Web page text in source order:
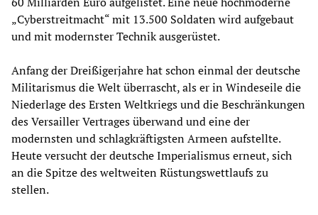
„Cyberstreitmacht“ mit 13.500 Soldaten wird aufgebaut
und mit modernster Technik ausgerüstet.
Anfang der Dreißigerjahre hat schon einmal der deutsche
Militarismus die Welt überrascht, als er in Windeseile die
Niederlage des Ersten Weltkriegs und die Beschränkungen
des Versailler Vertrages überwand und eine der
modernsten und schlagkräftigsten Armeen aufstellte.
Heute versucht der deutsche Imperialismus erneut, sich
an die Spitze des weltweiten Rüstungswettlaufs zu
stellen.